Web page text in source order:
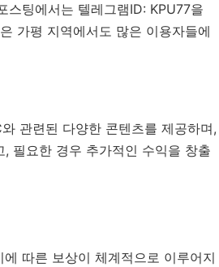
팅에서는 텔레그램ID: KPU77을
가평 지역에서도 많은 이용자들에
관련된 다양한 콘텐츠를 제공하며,
필요한 경우 추가적인 수익을 창출
따른 보상이 체계적으로 이루어지